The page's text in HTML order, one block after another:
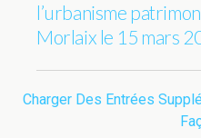
l’urbanisme
Morlaix le 15 mars
Charger Des Entrées